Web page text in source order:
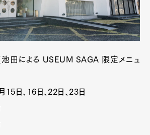
田による USEUM SAGA 限定メニュ
15日、16日、22日、23日